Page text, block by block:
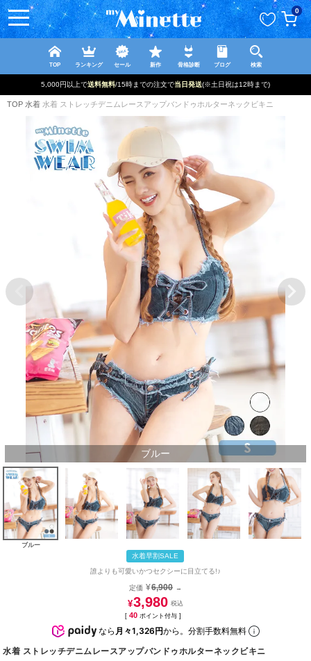
0
TOP ランキング セール 新作 骨格診断 ブログ 検索
5,000円以上で送料無料/15時までの注文で当日発送(※土日祝は12時まで)
TOP 水着 水着 ストレッチデニムレースアップバンドゥホルターネックビキニ
ブルー
ブルー
水着早割SALE
誰よりも可愛いかつセクシーに目立てる!♪
定価 ¥6,900 →
¥3,980
[ 40 ポイント付与 ]
なら 月々1,326円から。分割手数料無料
水着 ストレッチデニムレースアップバンドゥホルターネックビキニ
ペー
ジト
ップ